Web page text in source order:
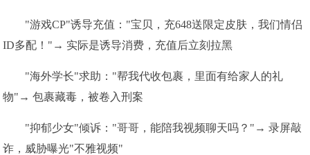
"游戏CP"诱导充值："宝贝，充648送限定皮肤，我们情侣
ID多配！"→ 实际是诱导消费，充值后立刻拉黑
"海外学长"求助："帮我代收包裹，里面有给家人的礼
物"→ 包裹藏毒，被卷入刑案
"抑郁少女"倾诉："哥哥，能陪我视频聊天吗？"→ 录屏敲
诈，威胁曝光"不雅视频"